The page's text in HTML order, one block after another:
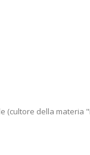
(cultore della